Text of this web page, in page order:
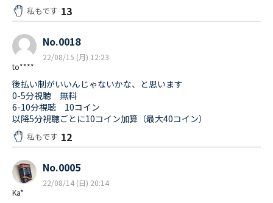
私もです 13
to****
No.0018
22/08/15 (月) 12:23
後払い制がいいんじゃないかな、と思います
0-5分視聴 無料
6-10分視聴 10コイン
以降5分視聴ごとに10コイン加算（最大40コイン）
私もです 12
Ka*
No.0005
22/08/14 (日) 20:14